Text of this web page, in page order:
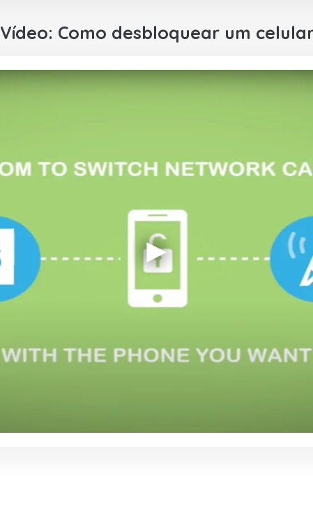
Vídeo: Como desbloquear um